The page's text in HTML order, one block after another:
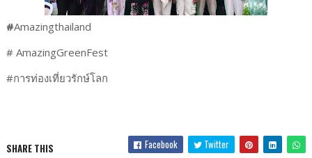
#Amazingthailand
# AmazingGreenFest
#การท่องเที่ยวรักษ์โลก
SHARE THIS Facebook Twitter